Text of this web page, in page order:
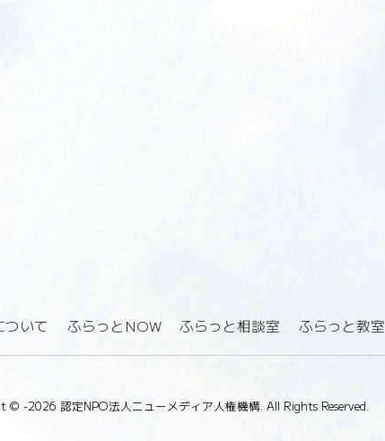
いて ふらっとNOW ふらっと相談室 ふらっと教室
© -2026 認定NPO法人ニューメディア人権機構. All Rights Reserved.